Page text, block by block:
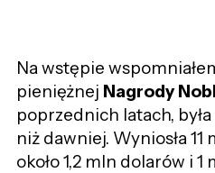
Na wstępie
pieniężnej Nagrody
poprzednich latach,
niż dawniej. Wyniosła
około 1,2 mln dolarów i 1